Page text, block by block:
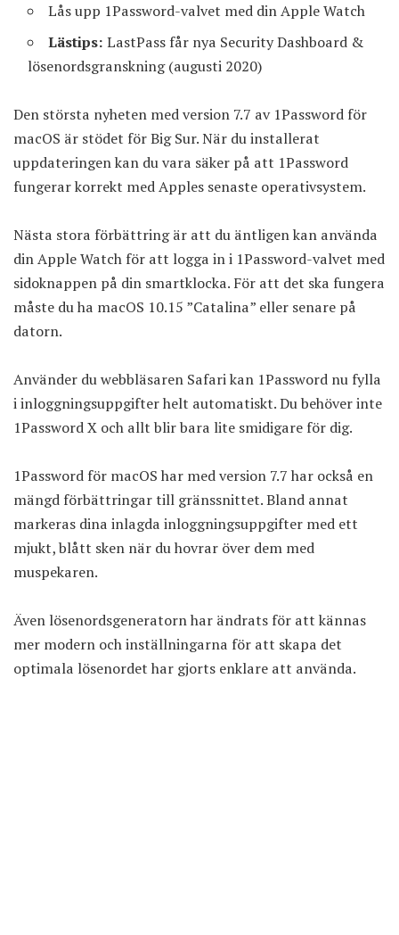
Lås upp 1Password-valvet med din Apple Watch
Lästips: LastPass får nya Security Dashboard &
lösenordsgranskning (augusti 2020)
Den största nyheten med version 7.7 av 1Password för
macOS är stödet för Big Sur. När du installerat
uppdateringen kan du vara säker på att 1Password
fungerar korrekt med Apples senaste operativsystem.
Nästa stora förbättring är att du äntligen kan använda
din Apple Watch för att logga in i 1Password-valvet med
sidoknappen på din smartklocka. För att det ska fungera
måste du ha macOS 10.15 ”Catalina” eller senare på
datorn.
Använder du webbläsaren Safari kan 1Password nu fylla
i inloggningsuppgifter helt automatiskt. Du behöver inte
1Password X och allt blir bara lite smidigare för dig.
1Password för macOS har med version 7.7 har också en
mängd förbättringar till gränssnittet. Bland annat
markeras dina inlagda inloggningsuppgifter med ett
mjukt, blått sken när du hovrar över dem med
muspekaren.
Även lösenordsgeneratorn har ändrats för att kännas
mer modern och inställningarna för att skapa det
optimala lösenordet har gjorts enklare att använda.